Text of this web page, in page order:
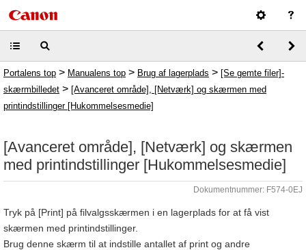
Portalens top > Manualens top > Brug af lagerplads > [Se gemte filer]-
skærmbilledet > [Avanceret område], [Netværk] og skærmen med
printindstillinger [Hukommelsesmedie]
[Avanceret område], [Netværk] og skærmen
med printindstillinger [Hukommelsesmedie]
Dokumentnummer: F574-0EJ
Tryk på [Print] på filvalgsskærmen i en lagerplads for at få vist
skærmen med printindstillinger.
Brug denne skærm til at indstille antallet af print og andre